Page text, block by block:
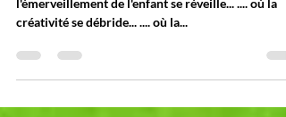
Il est des journées inoubliables... ...où
l'émerveillement de l'enfant se réveille... .... où la
créativité se débride... .... où la...